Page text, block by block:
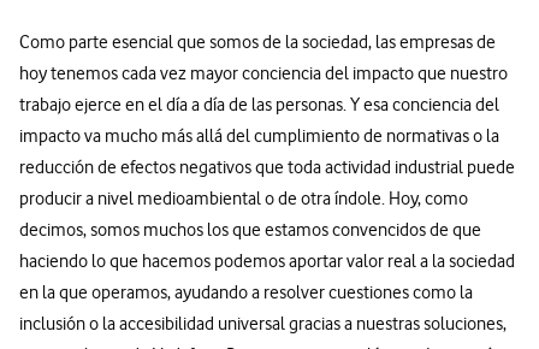
Como parte esencial que somos de la sociedad, las empresas de
hoy tenemos cada vez mayor conciencia del impacto que nuestro
trabajo ejerce en el día a día de las personas. Y esa conciencia del
impacto va mucho más allá del cumplimiento de normativas o la
reducción de efectos negativos que toda actividad industrial puede
producir a nivel medioambiental o de otra índole. Hoy, como
decimos, somos muchos los que estamos convencidos de que
haciendo lo que hacemos podemos aportar valor real a la sociedad
en la que operamos, ayudando a resolver cuestiones como la
inclusión o la accesibilidad universal gracias a nuestras soluciones,